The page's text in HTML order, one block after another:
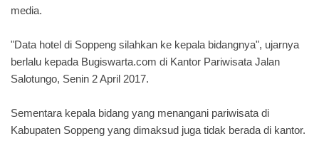
media.
"Data hotel di Soppeng silahkan ke kepala bidangnya", ujarnya
berlalu kepada Bugiswarta.com di Kantor Pariwisata Jalan
Salotungo, Senin 2 April 2017.
Sementara kepala bidang yang menangani pariwisata di
Kabupaten Soppeng yang dimaksud juga tidak berada di kantor.